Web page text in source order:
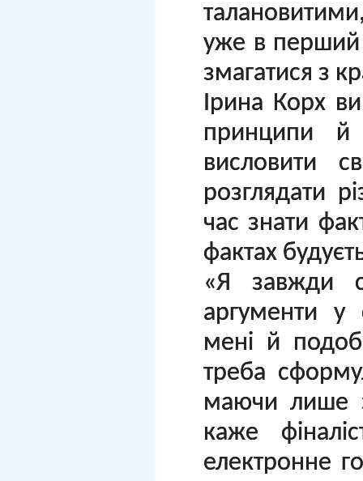
уже в перший
змагатися з
Ірина Корх
принципи й
висловити
розглядати
час знати
фактах
«Я завжди
аргументи у
мені й
треба
маючи лише
каже
електронне